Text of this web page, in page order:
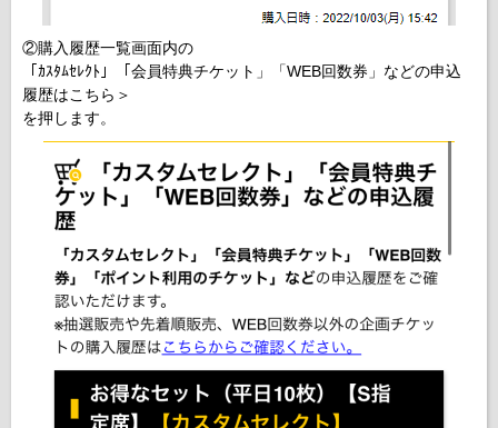
②購入履歴一覧画面内の
「ｶｽﾀﾑｾﾚｸﾄ」「会員特典チケット」「WEB回数券」などの申込
履歴はこちら＞
を押します。